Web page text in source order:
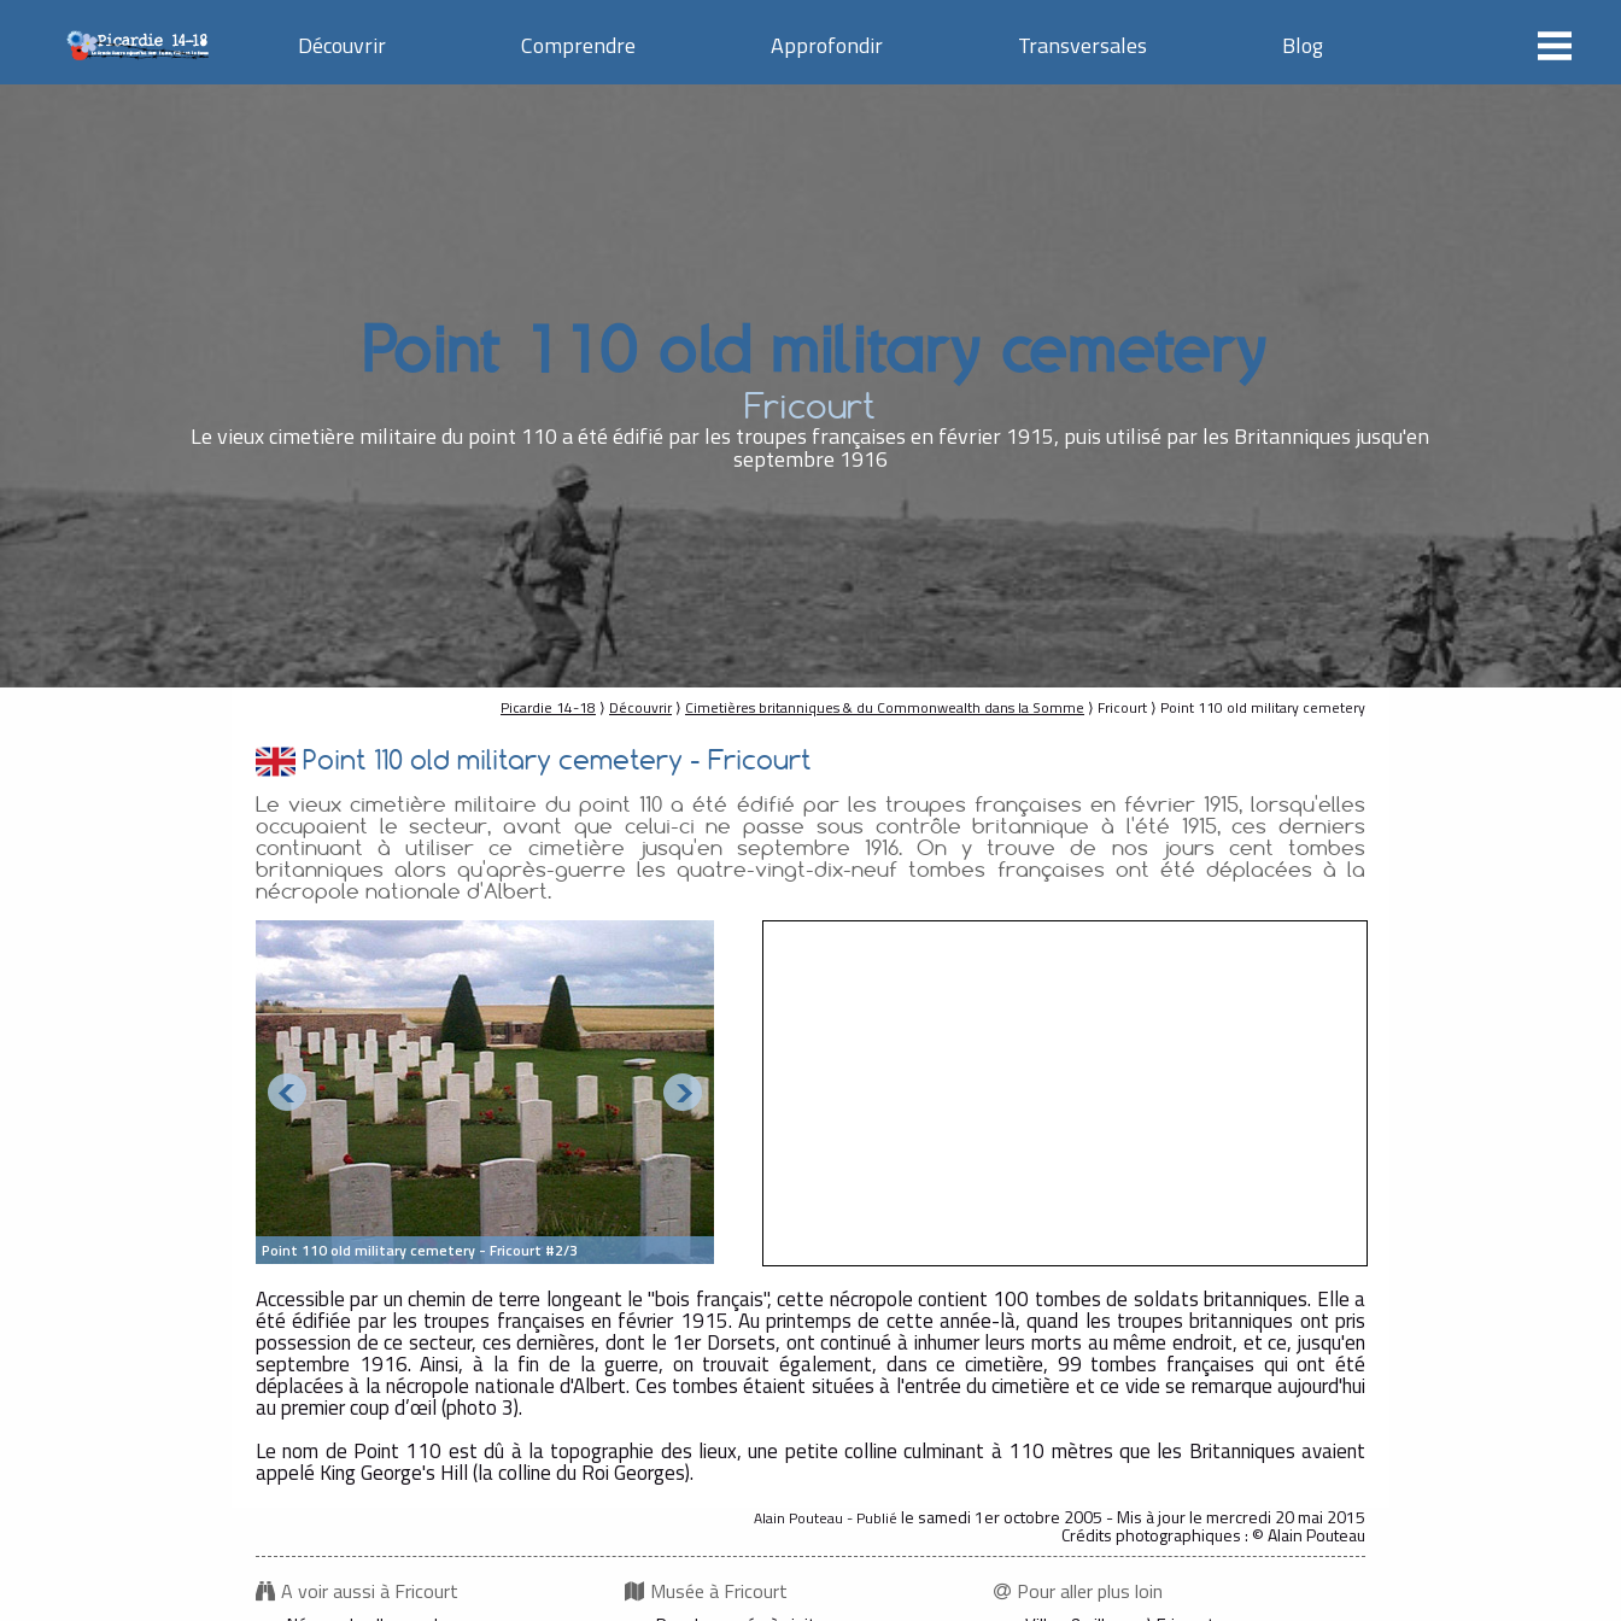
Découvrir Comprendre Approfondir Transversales Blog
Point 110 old military cemetery
Fricourt
Le vieux cimetière militaire du point 110 a été édifié par les troupes françaises en février 1915, puis utilisé par les Britanniques jusqu'en
septembre 1916
Picardie 14-18 ⟩ Découvrir⟩ Cimetières britanniques & du Commonwealth dans la Somme ⟩ Fricourt ⟩ Point 110 old military cemetery
Point 110 old military cemetery - Fricourt
Le vieux cimetière militaire du point 110 a été édifié par les troupes françaises en février 1915, lorsqu'elles
occupaient le secteur, avant que celui-ci ne passe sous contrôle britannique à l'été 1915, ces derniers
continuant à utiliser ce cimetière jusqu'en septembre 1916. On y trouve de nos jours cent tombes
britanniques alors qu'après-guerre les quatre-vingt-dix-neuf tombes françaises ont été déplacées à la
nécropole nationale d'Albert.
Point 110 old military cemetery - Fricourt #2/3
Accessible par un chemin de terre longeant le "bois français", cette nécropole contient 100 tombes de soldats britanniques. Elle a
été édifiée par les troupes françaises en février 1915. Au printemps de cette année-là, quand les troupes britanniques ont pris
possession de ce secteur, ces dernières, dont le 1er Dorsets, ont continué à inhumer leurs morts au même endroit, et ce, jusqu'en
septembre 1916. Ainsi, à la fin de la guerre, on trouvait également, dans ce cimetière, 99 tombes françaises qui ont été
déplacées à la nécropole nationale d'Albert. Ces tombes étaient situées à l'entrée du cimetière et ce vide se remarque aujourd'hui
au premier coup d’œil (photo 3).
Le nom de Point 110 est dû à la topographie des lieux, une petite colline culminant à 110 mètres que les Britanniques avaient
appelé King George's Hill (la colline du Roi Georges).
Alain Pouteau - Publié le samedi 1er octobre 2005 - Mis à jourle mercredi 20 mai 2015
Crédits photographiques : © Alain Pouteau
A voir aussi à Fricourt Musée à Fricourt Pour aller plus loin